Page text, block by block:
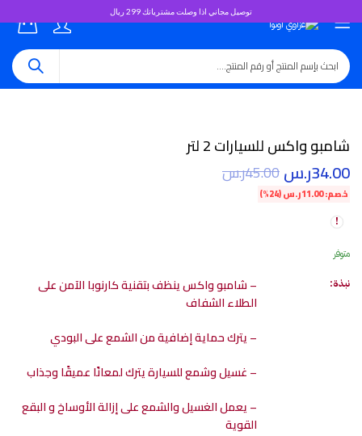
توصيل مجاني اذا وصلت مشترياتك 299 ريال
شامبو واكس للسيارات 2 لتر
34.00ر.س45.00ر.س
خصم:11.00ر.س(24%)
متوفر
نبذة:
– شامبو واكس ينظف بتقنية كارنوبا الآمن على
الطلاء الشفاف
– يترك حماية إضافية من الشمع على البودي
– غسيل وشمع للسيارة يترك لمعانًا عميقًا وجذاب
– يعمل الغسيل والشمع على إزالة الأوساخ و البقع
القوية